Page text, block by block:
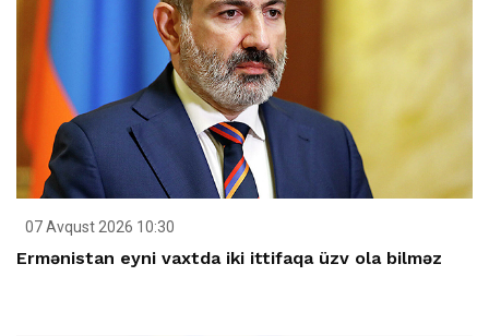
07 Avqust 2026 10:30
Ermənistan eyni vaxtda iki ittifaqa üzv ola bilməz